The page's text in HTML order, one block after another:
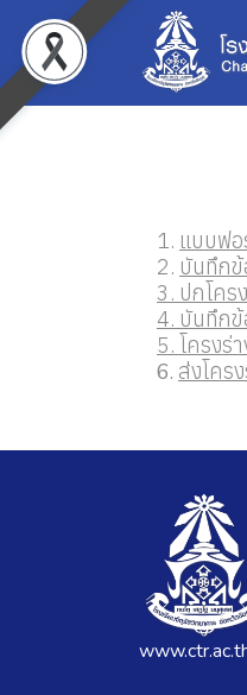
1. แบบฟ
2. บันทึกข้
3 . ปกโคร
4. บันทึก
5. โครงร่
6. ส่งโคร